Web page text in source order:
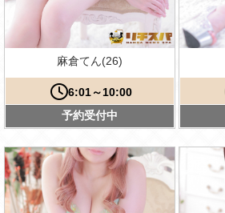
麻倉てん(26)
6:01～10:00
予約受付中